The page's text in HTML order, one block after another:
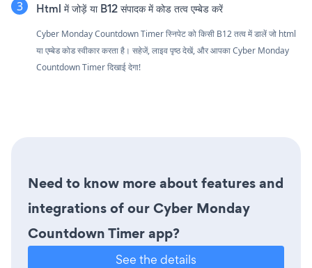
Html में जोड़ें या B12 संपादक में कोड तत्व एम्बेड करें
Cyber Monday Countdown Timer स्निपेट को किसी B12 तत्व में डालें जो html
या एम्बेड कोड स्वीकार करता है। सहेजें, लाइव पृष्ठ देखें, और आपका Cyber Monday
Countdown Timer दिखाई देगा!
Need to know more about features and
integrations of our Cyber Monday
Countdown Timer app?
See the details